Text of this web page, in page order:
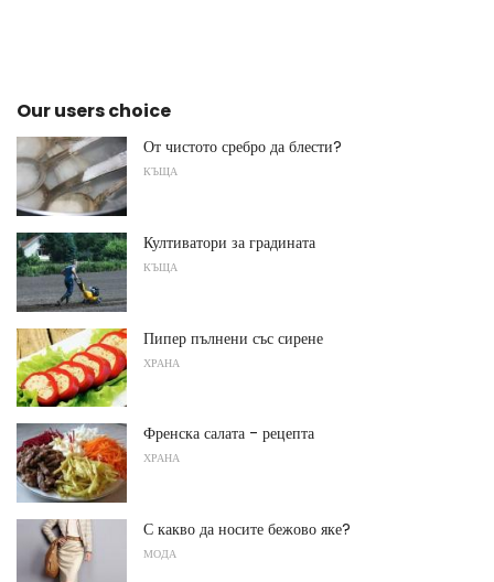
Our users choice
От чистото сребро да блести?
КЪЩА
Култиватори за градината
КЪЩА
Пипер пълнени със сирене
ХРАНА
Френска салата - рецепта
ХРАНА
С какво да носите бежово яке?
МОДА